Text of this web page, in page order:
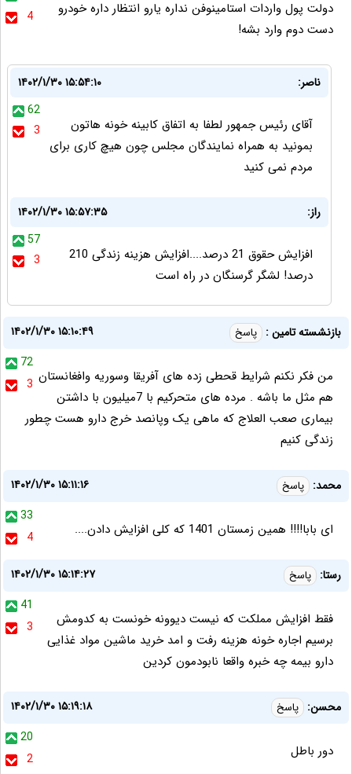
4
دولت پول واردات استامینوفن نداره یارو انتظار داره خودرو
دست دوم وارد بشه!
ناصر:
۱۴۰۲/۱/۳۰ ۱۵:۵۴:۱۰
62
3
آقای رئیس جمهور لطفا به اتفاق کابینه خونه هاتون
بمونید به همراه نمایندگان مجلس چون هیچ کاری برای
مردم نمی کنید
راز:
۱۴۰۲/۱/۳۰ ۱۵:۵۷:۳۵
57
3
افزایش حقوق 21 درصد....افزایش هزینه زندگی 210
درصد! لشگر گرسنگان در راه است
بازنشسته تامین : پاسخ
۱۴۰۲/۱/۳۰ ۱۵:۱۰:۴۹
72
3 من فکر نکنم شرایط قحطی زده های آفریقا وسوریه وافغانستان
هم مثل ما باشه . مرده های متحرکیم با 7میلیون با داشتن
بیماری صعب العلاج که ماهی یک وپانصد خرج دارو هست چطور
زندگی کنیم
محمد: پاسخ
۱۴۰۲/۱/۳۰ ۱۵:۱۱:۱۶
33
4
ای بابا!!!! همین زمستان 1401 که کلی افزایش دادن....
رستا: پاسخ
۱۴۰۲/۱/۳۰ ۱۵:۱۴:۲۷
41
3
فقط افزایش مملکت که نیست دیوونه خونست به کدومش
برسیم اجاره خونه هزینه رفت و امد خرید ماشین مواد غذایی
دارو بیمه چه خبره واقعا نابودمون کردین
محسن: پاسخ
۱۴۰۲/۱/۳۰ ۱۵:۱۹:۱۸
20
2
دور باطل